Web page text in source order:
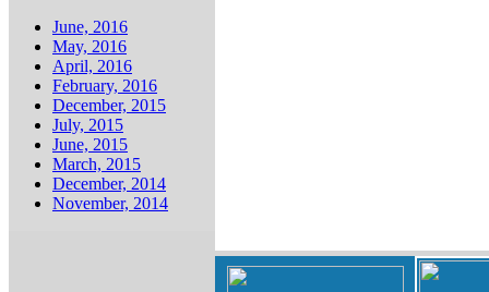
June, 2016
May, 2016
April, 2016
February, 2016
December, 2015
July, 2015
June, 2015
March, 2015
December, 2014
November, 2014